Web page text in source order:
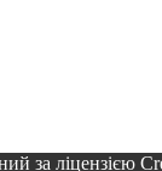
за ліцензією